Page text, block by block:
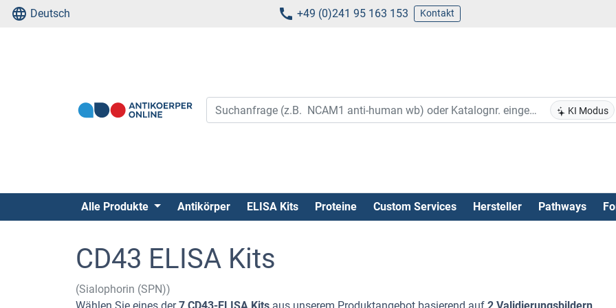
Deutsch +49 (0)241 95 163 153 Kontakt
KI Modus
Alle Produkte Antikörper ELISA Kits Proteine Custom Services Hersteller Pathways
CD43 ELISA Kits
(Sialophorin (SPN))